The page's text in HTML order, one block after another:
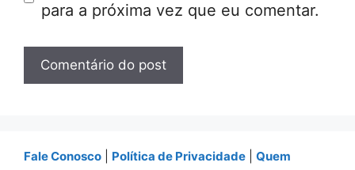
para a próxima vez que eu comentar.
Fale Conosco Política de Privacidade
Quem